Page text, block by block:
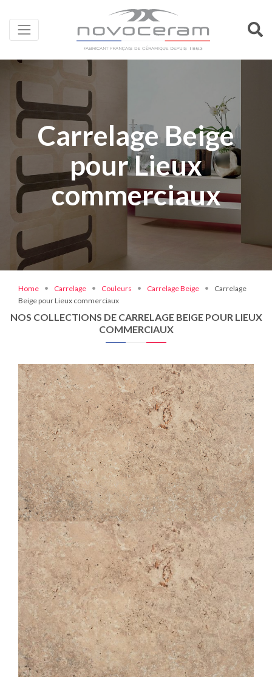
Carrelage Beige
pour Lieux
commerciaux
Home Carrelage Couleurs Carrelage Beige
Carrelage
Beige pour Lieux commerciaux
NOS COLLECTIONS DE CARRELAGE BEIGE POUR LIEUX
COMMERCIAUX
TIBER
NATURAL
60X120 80X80 60X60 30X60 10X60 30X30
TIBER
NATURAL STRUCTURÉ ANTIDÉRAPANT